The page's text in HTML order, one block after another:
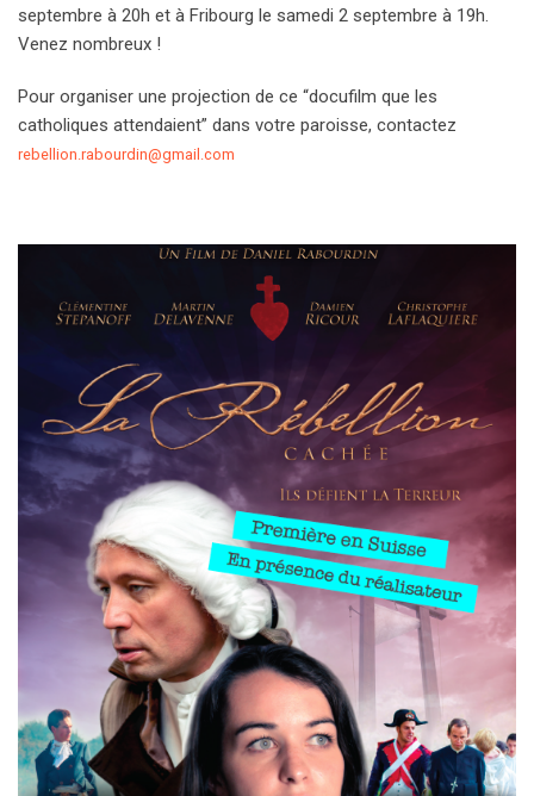
septembre à 20h et à Fribourg le samedi 2 septembre à 19h.
Venez nombreux !
Pour organiser une projection de ce “docufilm que les
catholiques attendaient” dans votre paroisse, contactez
rebellion.rabourdin@gmail.com